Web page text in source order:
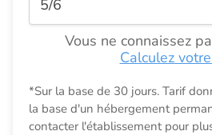
Vous ne connaissez
Calculez
*Sur la base de 30 jours. Tarif
la base d'un hébergement
contacter l'établissement pour